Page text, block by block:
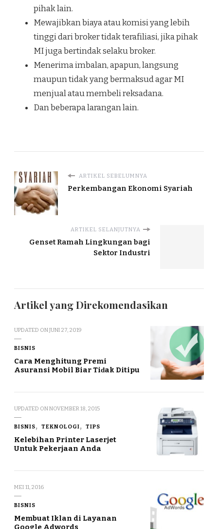
pihak lain.
Mewajibkan biaya atau komisi yang lebih
tinggi dari broker tidak terafiliasi, jika pihak
MI juga bertindak selaku broker.
Menerima imbalan, apapun, langsung
maupun tidak yang bermaksud agar MI
menjual atau membeli reksadana.
Dan beberapa larangan lain.
ARTIKEL SEBELUMNYA
Perkembangan Ekonomi Syariah
ARTIKEL SELANJUTNYA
Genset Ramah Lingkungan bagi
Sektor Industri
Artikel yang Direkomendasikan
UPDATED ONJUNI 27, 2019
BISNIS
Cаrа Menghitung Premi
Asuransi Mobil Biar Tіԁаk Ditipu
UPDATED ONNOVEMBER 18, 2015
BISNIS TEKNOLOGI TIPS
Kelebihan Printer Laserjet
Untuk Pekerjaan Anda
MEI 11, 2016
BISNIS
Membuat Iklan di Layanan